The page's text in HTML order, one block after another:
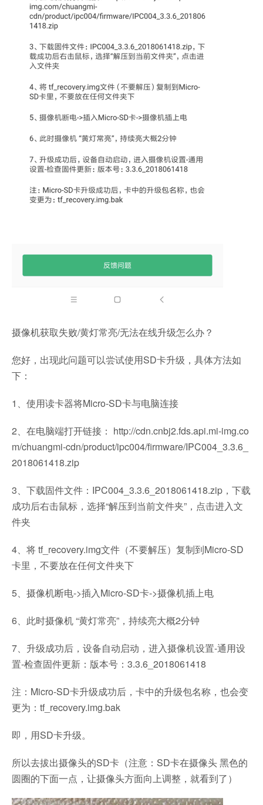
摄像机获取失败/黄灯常亮/无法在线升级怎么办？
您好，出现此问题可以尝试使用SD卡升级，具体方法如
下：
1、使用读卡器将Micro-SD卡与电脑连接
2、在电脑端打开链接： http://cdn.cnbj2.fds.api.mi-img.co
m/chuangmi-cdn/product/ipc004/firmware/IPC004_3.3.6_
2018061418.zip
3、下载固件文件：IPC004_3.3.6_2018061418.zip，下载
成功后右击鼠标，选择“解压到当前文件夹”，点击进入文
件夹
4、将 tf_recovery.img文件（不要解压）复制到Micro-SD
卡里，不要放在任何文件夹下
5、摄像机断电->插入Micro-SD卡->摄像机插上电
6、此时摄像机 “黄灯常亮”，持续亮大概2分钟
7、升级成功后，设备自动启动，进入摄像机设置-通用设
置-检查固件更新：版本号：3.3.6_2018061418
注：Micro-SD卡升级成功后，卡中的升级包名称，也会变
更为：tf_recovery.img.bak
即，用SD卡升级。
所以去拔出摄像头的SD卡（注意：SD卡在摄像头 黑色的
圆圈的下面一点，让摄像头方面向上调整，就看到了）